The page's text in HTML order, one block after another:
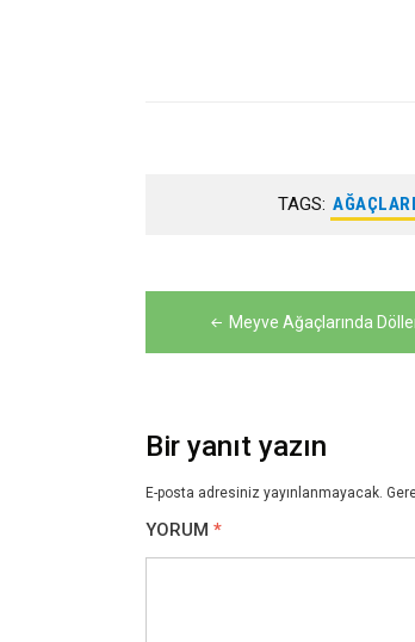
TAGS:
Yazı
gezinmesi
Meyve Ağaçlarında
Bir yanıt yazın
E-posta adresiniz yayınlanmayacak.
YORUM *